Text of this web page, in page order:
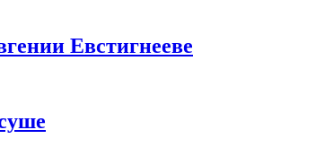
Евстигнееве